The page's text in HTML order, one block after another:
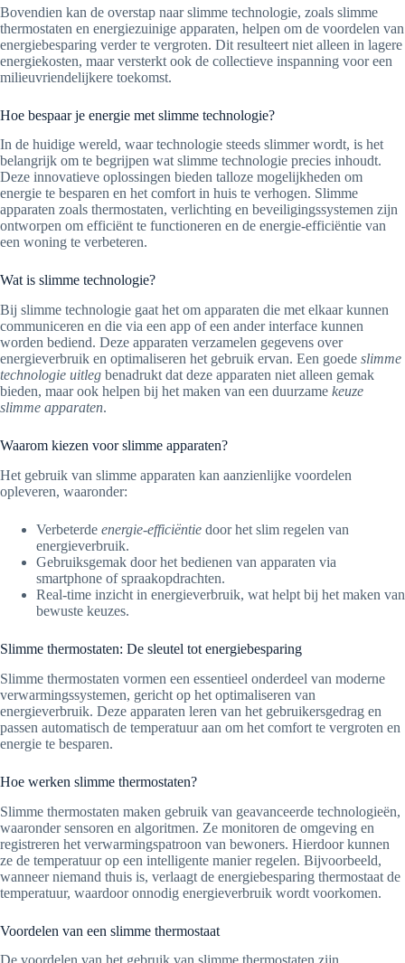
Bovendien kan de overstap naar slimme technologie, zoals slimme
thermostaten en energiezuinige apparaten, helpen om de voordelen van
energiebesparing verder te vergroten. Dit resulteert niet alleen in lagere
energiekosten, maar versterkt ook de collectieve inspanning voor een
milieuvriendelijkere toekomst.
Hoe bespaar je energie met slimme technologie?
In de huidige wereld, waar technologie steeds slimmer wordt, is het
belangrijk om te begrijpen wat slimme technologie precies inhoudt.
Deze innovatieve oplossingen bieden talloze mogelijkheden om
energie te besparen en het comfort in huis te verhogen. Slimme
apparaten zoals thermostaten, verlichting en beveiligingssystemen zijn
ontworpen om efficiënt te functioneren en de energie-efficiëntie van
een woning te verbeteren.
Wat is slimme technologie?
Bij slimme technologie gaat het om apparaten die met elkaar kunnen
communiceren en die via een app of een ander interface kunnen
worden bediend. Deze apparaten verzamelen gegevens over
energieverbruik en optimaliseren het gebruik ervan. Een goede slimme
technologie uitleg benadrukt dat deze apparaten niet alleen gemak
bieden, maar ook helpen bij het maken van een duurzame keuze
slimme apparaten.
Waarom kiezen voor slimme apparaten?
Het gebruik van slimme apparaten kan aanzienlijke voordelen
opleveren, waaronder:
Verbeterde energie-efficiëntie door het slim regelen van
energieverbruik.
Gebruiksgemak door het bedienen van apparaten via
smartphone of spraakopdrachten.
Real-time inzicht in energieverbruik, wat helpt bij het maken van
bewuste keuzes.
Slimme thermostaten: De sleutel tot energiebesparing
Slimme thermostaten vormen een essentieel onderdeel van moderne
verwarmingssystemen, gericht op het optimaliseren van
energieverbruik. Deze apparaten leren van het gebruikersgedrag en
passen automatisch de temperatuur aan om het comfort te vergroten en
energie te besparen.
Hoe werken slimme thermostaten?
Slimme thermostaten maken gebruik van geavanceerde technologieën,
waaronder sensoren en algoritmen. Ze monitoren de omgeving en
registreren het verwarmingspatroon van bewoners. Hierdoor kunnen
ze de temperatuur op een intelligente manier regelen. Bijvoorbeeld,
wanneer niemand thuis is, verlaagt de energiebesparing thermostaat de
temperatuur, waardoor onnodig energieverbruik wordt voorkomen.
Voordelen van een slimme thermostaat